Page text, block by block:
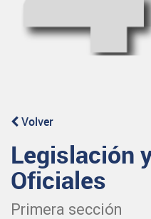
Volver
Legislación
Oficiales
Primera sección